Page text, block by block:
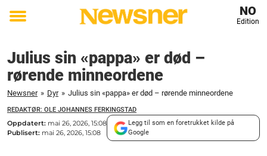
Toggle
NO
Edition
Julius sin «pappa» er død –
rørende minneordene
Newsner » Dyr » Julius sin «pappa» er død – rørende minneordene
REDAKTØR: OLE JOHANNES FERKINGSTAD
Oppdatert: mai 26, 2026, 15:08
Publisert: mai 26, 2026, 15:08
Legg til som en foretrukket kilde på
Google